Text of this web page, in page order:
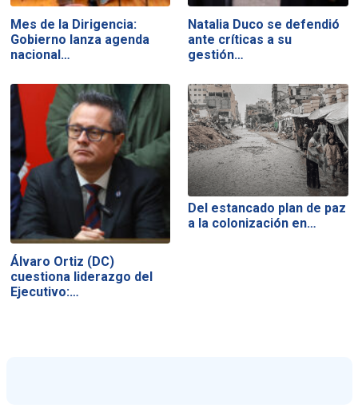
Mes de la Dirigencia:
Gobierno lanza agenda
nacional…
Natalia Duco se defendió
ante críticas a su
gestión…
Álvaro Ortiz (DC)
cuestiona liderazgo del
Ejecutivo:…
Del estancado plan de paz
a la colonización en…